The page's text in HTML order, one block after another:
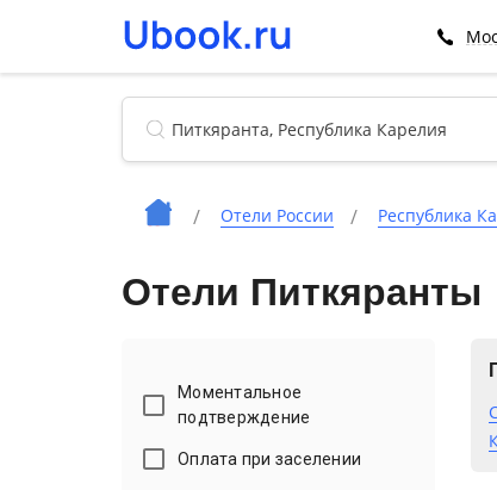
Отели России Республика
Отели Питкяранты
Моментальное
подтверждение
Оплата при заселении